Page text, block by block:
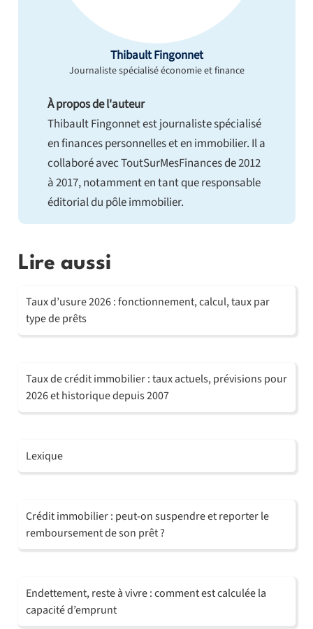
Thibault Fingonnet
Journaliste spécialisé économie et finance
À propos de l'auteur
Thibault Fingonnet est journaliste spécialisé
en finances personnelles et en immobilier. Il a
collaboré avec ToutSurMesFinances de 2012
à 2017, notamment en tant que responsable
éditorial du pôle immobilier.
Lire aussi
Taux d’usure 2026 : fonctionnement, calcul, taux par
type de prêts
Taux de crédit immobilier : taux actuels, prévisions pour
2026 et historique depuis 2007
Lexique
Crédit immobilier : peut-on suspendre et reporter le
remboursement de son prêt ?
Endettement, reste à vivre : comment est calculée la
capacité d’emprunt